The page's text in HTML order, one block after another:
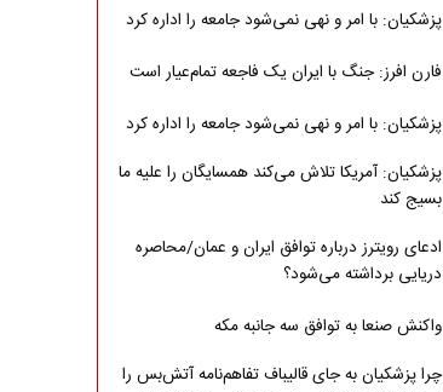
پزشکیان: با امر و نهی نمی‌شود جامعه را اداره کرد
فارن افرز: جنگ با ایران یک فاجعه تمام‌عیار است
پزشکیان: با امر و نهی نمی‌شود جامعه را اداره کرد
پزشکیان: آمریکا تلاش می‌کند همسایگان را علیه ما
بسیج کند
ادعای رویترز درباره توافق ایران و عمان/محاصره
دریایی برداشته می‌شود؟
واکنش صنعا به توافق سه جانبه مکه
چرا پزشکیان به جای قالیباف تفاهم‌نامه آتش‌بس را